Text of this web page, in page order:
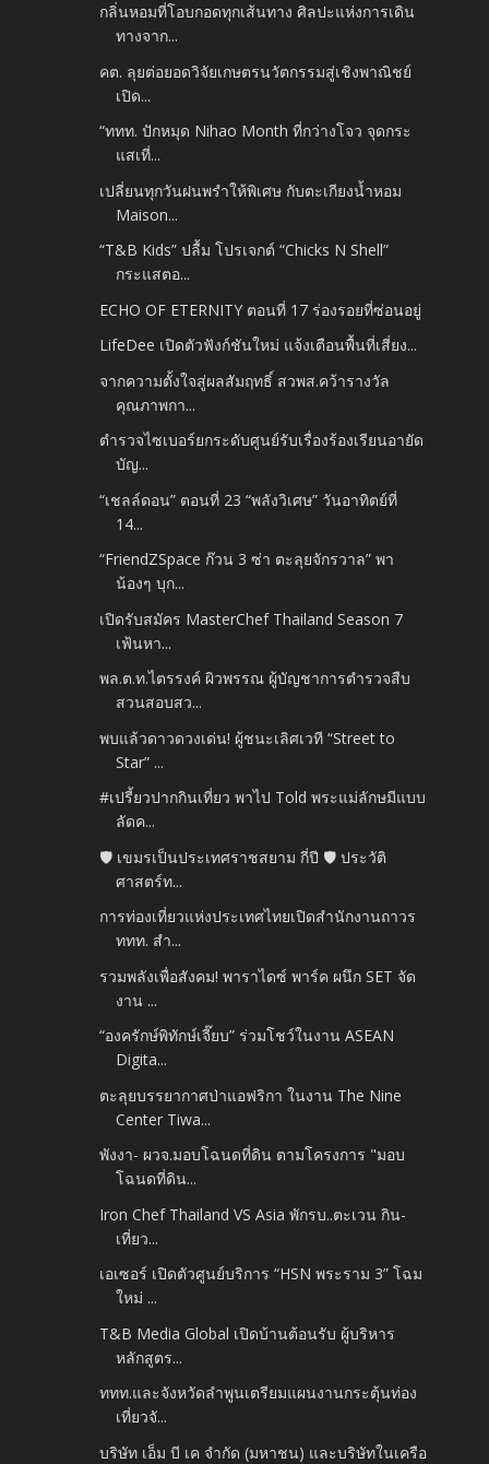
กลิ่นหอมที่โอบกอดทุกเส้นทาง ศิลปะแห่งการเดิน
ทางจาก...
คต. ลุยต่อยอดวิจัยเกษตรนวัตกรรมสู่เชิงพาณิชย์
เปิด...
“ททท. ปักหมุด Nihao Month ที่กว่างโจว จุดกระ
แสเที่...
เปลี่ยนทุกวันฝนพรำให้พิเศษ กับตะเกียงน้ำหอม
Maison...
“T&B Kids” ปลื้ม โปรเจกต์ “Chicks N Shell”
กระแสตอ...
ECHO OF ETERNITY ตอนที่ 17 ร่องรอยที่ซ่อนอยู่
LifeDee เปิดตัวฟังก์ชันใหม่ แจ้งเตือนพื้นที่เสี่ยง...
จากความตั้งใจสู่ผลสัมฤทธิ์ สวพส.คว้ารางวัล
คุณภาพกา...
ตำรวจไซเบอร์ยกระดับศูนย์รับเรื่องร้องเรียนอายัด
บัญ...
“เชลล์ดอน” ตอนที่ 23 “พลังวิเศษ” วันอาทิตย์ที่
14...
“FriendZSpace ก๊วน 3 ซ่า ตะลุยจักรวาล” พา
น้องๆ บุก...
เปิดรับสมัคร MasterChef Thailand Season 7
เฟ้นหา...
พล.ต.ท.ไตรรงค์ ผิวพรรณ ผู้บัญชาการตำรวจสืบ
สวนสอบสว...
พบแล้วดาวดวงเด่น! ผู้ชนะเลิศเวที “Street to
Star” ...
#เปรี้ยวปากกินเที่ยว พาไป Told พระแม่ลักษมีแบบ
ลัดค...
🛡️ เขมรเป็นประเทศราชสยาม กี่ปี 🛡️ ประวัติ
ศาสตร์ท...
การท่องเที่ยวแห่งประเทศไทยเปิดสำนักงานถาวร
ททท. สำ...
รวมพลังเพื่อสังคม! พาราไดซ์ พาร์ค ผนึก SET จัด
งาน ...
“องครักษ์พิทักษ์เจี๊ยบ” ร่วมโชว์ในงาน ASEAN
Digita...
ตะลุยบรรยากาศป่าแอฟริกา ในงาน The Nine
Center Tiwa...
พังงา- ผวจ.มอบโฉนดที่ดิน ตามโครงการ "มอบ
โฉนดที่ดิน...
Iron Chef Thailand VS Asia พักรบ..ตะเวน กิน-
เที่ยว...
เอเซอร์ เปิดตัวศูนย์บริการ “HSN พระราม 3” โฉม
ใหม่ ...
T&B Media Global เปิดบ้านต้อนรับ ผู้บริหาร
หลักสูตร...
ททท.และจังหวัดลำพูนเตรียมแผนงานกระตุ้นท่อง
เที่ยวจั...
บริษัท เอ็ม บี เค จำกัด (มหาชน) และบริษัทในเครือ